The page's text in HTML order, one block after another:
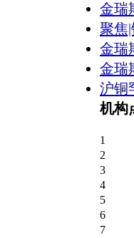
金瑞
聚焦
金瑞
金瑞
沪铜
机构
1
2
3
4
5
6
7